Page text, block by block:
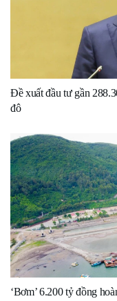
Đề xuất đầu tư gần
đô
‘Bơm’ 6.200 tỷ đồng